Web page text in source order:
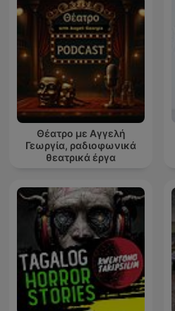
Θέατρο με Αγγελή
Γεωργία, ραδιοφωνικά
θεατρικά έργα